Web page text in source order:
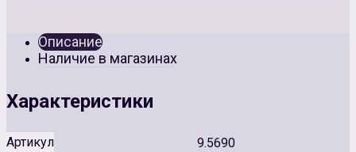
Описание
Наличие в магазинах
Характеристики
Артикул 9.5690